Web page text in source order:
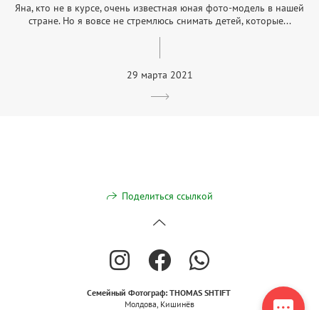
Яна, кто не в курсе, очень известная юная фото-модель в нашей
стране. Но я вовсе не стремлюсь снимать детей, которые...
29 марта 2021
Поделиться ссылкой
Семейный Фотограф: THOMAS SHTIFT
Молдова, Кишинёв